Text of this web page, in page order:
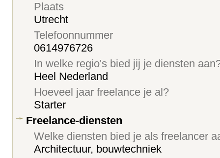
Plaats
Utrecht
Telefoonnummer
0614976726
In welke regio's bied jij je diensten
Heel Nederland
Hoeveel jaar freelance je al?
Starter
Freelance-diensten
Welke diensten bied je als freelancer
Architectuur, bouwtechniek